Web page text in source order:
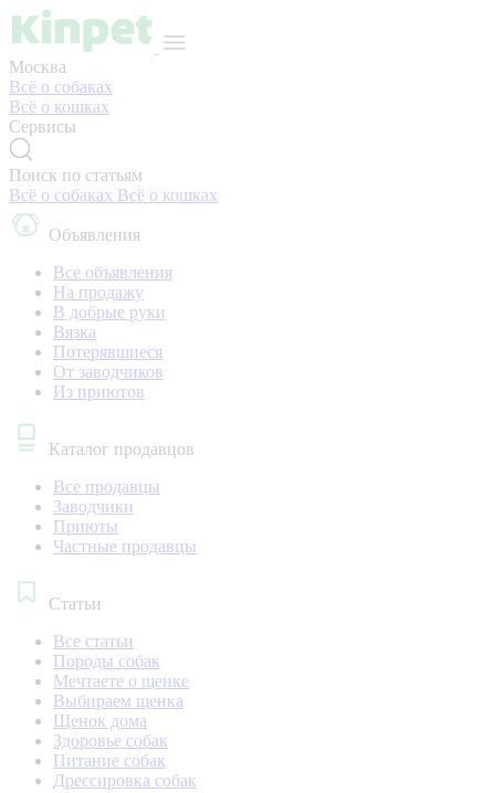
Москва
Всё о собаках
Всё о кошках
Сервисы
Поиск по статьям
Всё о собаках Всё о кошках
Объявления
Все объявления
На продажу
В добрые руки
Вязка
Потерявшиеся
От заводчиков
Из приютов
Каталог продавцов
Все продавцы
Заводчики
Приюты
Частные продавцы
Статьи
Все статьи
Породы собак
Мечтаете о щенке
Выбираем щенка
Щенок дома
Здоровье собак
Питание собак
Дрессировка собак